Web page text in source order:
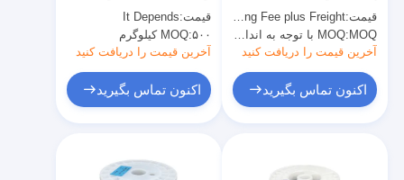
محصولات
برای رنگ های وایور
قیمت:It Depends
MOQ:۵۰۰ کیلوگرم
آخرین قیمت را دریافت کنید
اکنون تماس بگیرید
حرارت 155 با رنگ های
مختلف
قیمت:Copper Price plus Processing Fee plus Freight
MOQ:MOQ با توجه به اندازه مشخصات متفاوت است
آخرین قیمت را دریافت کنید
اکنون تماس بگیرید